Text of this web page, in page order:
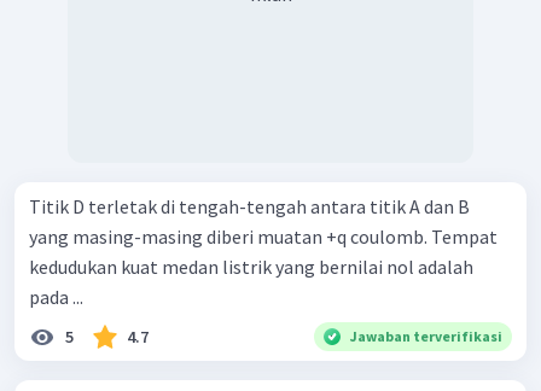
Titik D terletak di tengah-tengah antara titik A dan B
yang masing-masing diberi muatan +q coulomb. Tempat
kedudukan kuat medan listrik yang bernilai nol adalah
pada ...
5 4.7 Jawaban terverifikasi